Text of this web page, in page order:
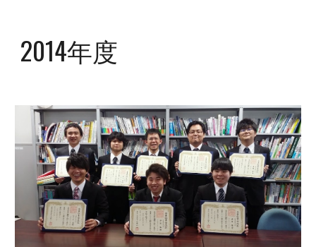
2014年度